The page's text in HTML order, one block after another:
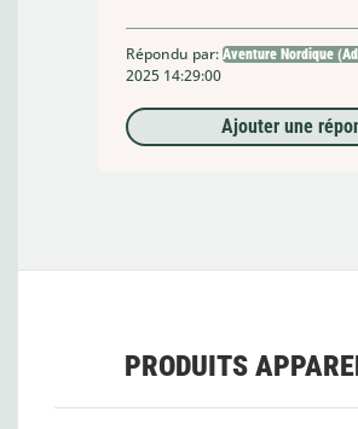
Répondu par: Aventure Nordique
2025 14:29:00
Ajouter une
PRODUITS